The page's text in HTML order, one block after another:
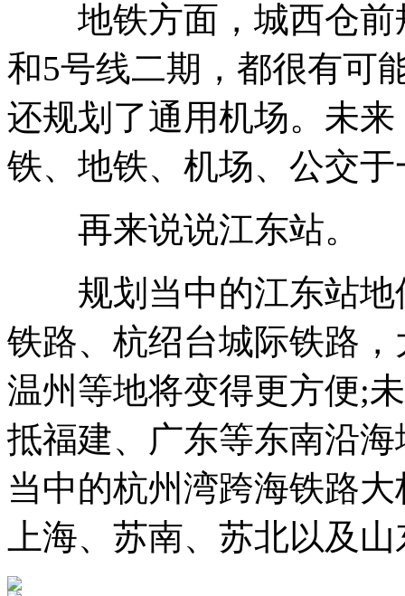
地铁方面，城西仓前
和5号线二期，都很有可
还规划了通用机场。未
铁、地铁、机场、公交
再来说说江东站。
规划当中的江东站地
铁路、杭绍台城际铁路
温州等地将变得更方便;
抵福建、广东等东南沿
当中的杭州湾跨海铁路
上海、苏南、苏北以及